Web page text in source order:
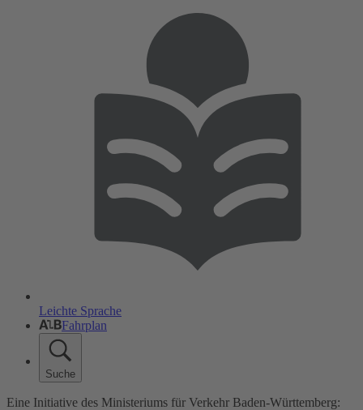
Leichte Sprache
Fahrplan
Suche
Eine Initiative des Ministeriums für Verkehr Baden-Württemberg: